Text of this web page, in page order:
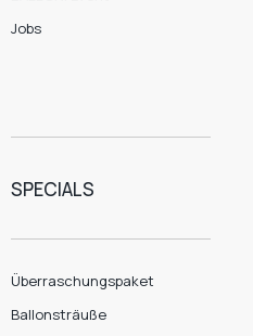
Jobs
SPECIALS
Überraschungspaket
Ballonsträuße